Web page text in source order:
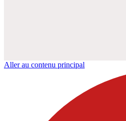
Aller au contenu principal